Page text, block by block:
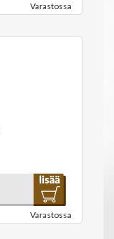
Varastossa
Varastossa